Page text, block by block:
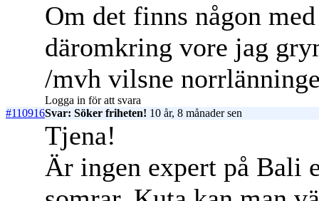
Om det finns någon
däromkring vore jag
/mvh vilsne
Logga in för att svara
#110916Svar: Söker friheten! 10 år, 8 månader sen
Tjena!
Är ingen expert på Bali